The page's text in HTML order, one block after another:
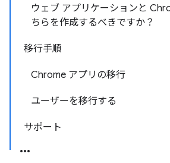
ウェブ アプリケーションと
ちらを作成するべきですか？
移行手順
Chrome アプリの移行
ユーザーを移行する
サポート